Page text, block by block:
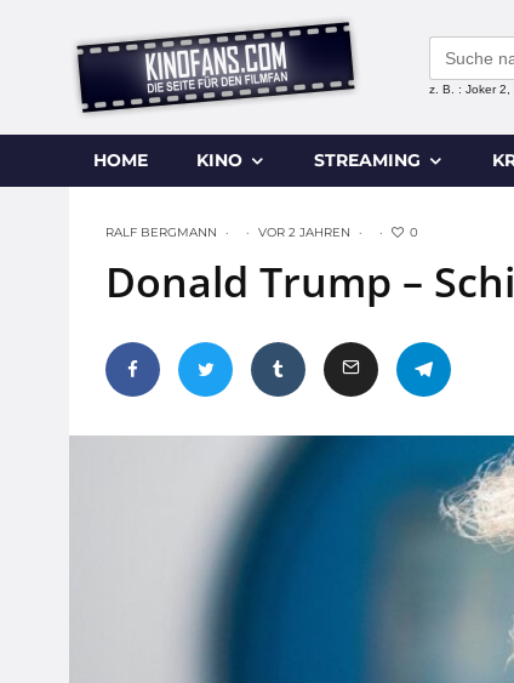
Search
for:
z. B. : Joker 2,
HOME KINO STREAMING
RALF BERGMANN · · VOR 2 JAHREN · · 0
Donald Trump –